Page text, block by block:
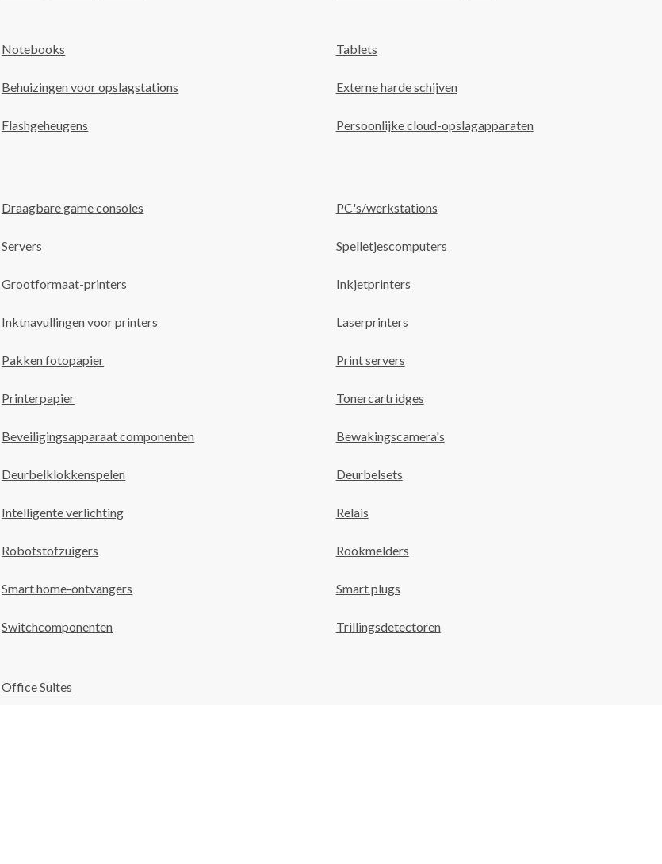
Notebooks Tablets
Behuizingen voor opslagstations Externe harde schijven
Flashgeheugens Persoonlijke cloud-opslagapparaten
Draagbare game consoles PC's/werkstations
Servers Spelletjescomputers
Grootformaat-printers Inkjetprinters
Inktnavullingen voor printers Laserprinters
Pakken fotopapier Print servers
Printerpapier Tonercartridges
Beveiligingsapparaat componenten Bewakingscamera's
Deurbelklokkenspelen Deurbelsets
Intelligente verlichting Relais
Robotstofzuigers Rookmelders
Smart home-ontvangers Smart plugs
Switchcomponenten Trillingsdetectoren
Office Suites